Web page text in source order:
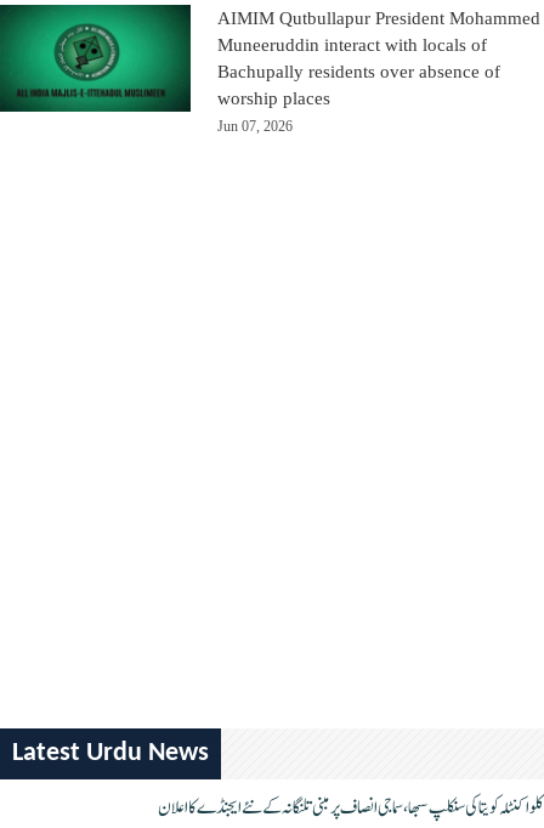
AIMIM Qutbullapur President Mohammed
Muneeruddin interact with locals of
Bachupally residents over absence of
worship places
Jun 07, 2026
Latest Urdu News
کلواکنٹلہ کویتا کی سنکلپ سبھا، سماجی انصاف پر مبنی تلنگانہ کے نئے ایجنڈے کا اعلان